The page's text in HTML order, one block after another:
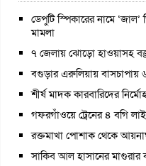
ডেপুটি স্পিকারের নামে ‘জাল’
মামলা
৭ জেলায় ঝোড়ো হাওয়াসহ
বগুড়ার এরুলিয়ায়
শীর্ষ মাদক কারবারিদের নির্মোহ
গফরগাঁওয়ে ট্রেনের ৪ বগি
রক্তমাখা পোশাক থেকে
সাকিব আল হাসানের মাগুরার